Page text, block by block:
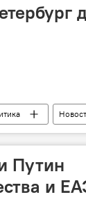
Путин
и